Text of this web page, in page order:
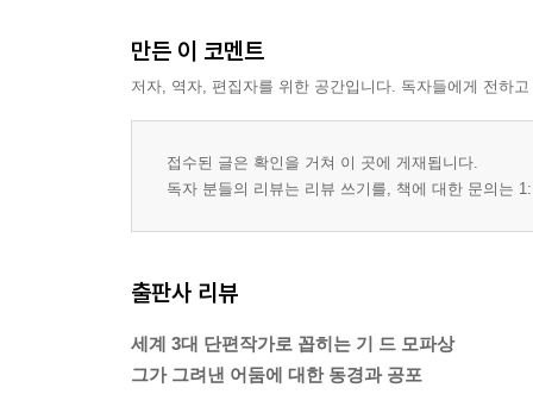
만든 이 코멘트
저자, 역자, 편집자를 위한 공간입니다. 독자들에게 전하
접수된 글은 확인을 거쳐 이 곳에 게재됩니다.
독자 분들의 리뷰는 리뷰 쓰기를, 책에 대한 문의는
출판사 리뷰
세계 3대 단편작가로 꼽히는 기 드 모파상
그가 그려낸 어둠에 대한 동경과 공포